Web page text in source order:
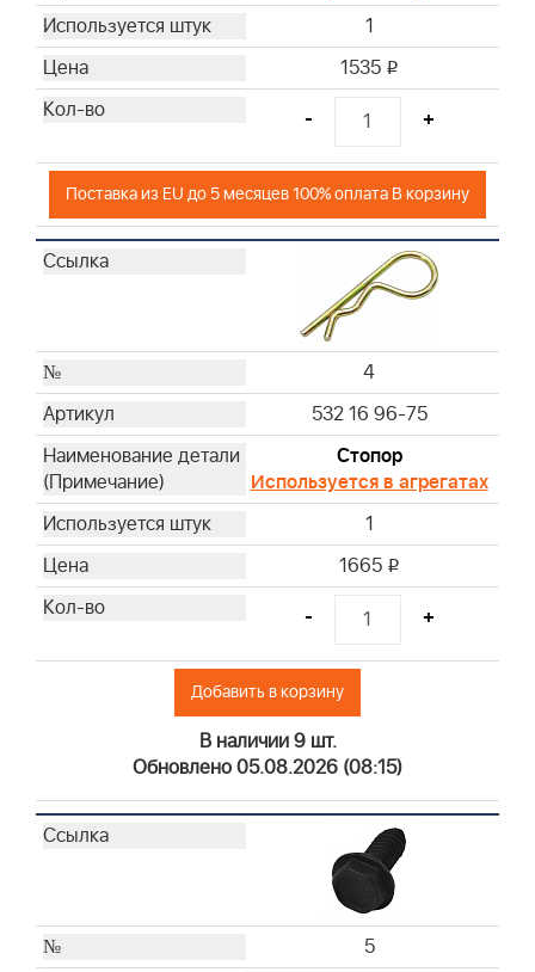
1
1535 i
- +
Поставка из EU до 5 месяцев 100% оплата В корзину
4
532 16 96-75
Стопор
Используется в агрегатах
1
1665 i
- +
Добавить в корзину
В наличии 9 шт.
Обновлено 05.08.2026 (08:15)
5